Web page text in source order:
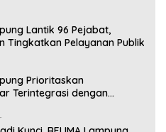
Lantik 96 Pejabat,
Tingkatkan Pelayanan Publik
Prioritaskan
Terintegrasi dengan